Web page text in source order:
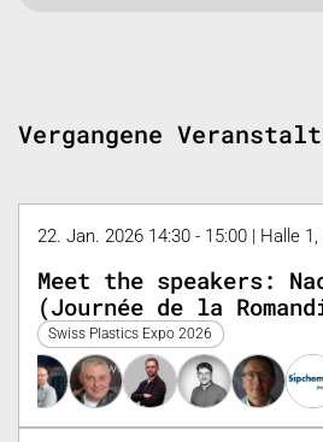
Vergangene
22. Jan. 2026 14:30 - 15:00 | Halle
Meet the speakers:
(Journée de la
Swiss Plastics Expo 2026